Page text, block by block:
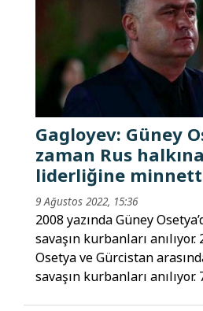
Gagloyev: Güney
zaman Rus
liderliğine
9 Ağustos 2022, 15:36
2008 yazında Güney
savaşın kurbanları anılıyor.
Osetya ve Gürcistan
savaşın kurbanları anılıyor.